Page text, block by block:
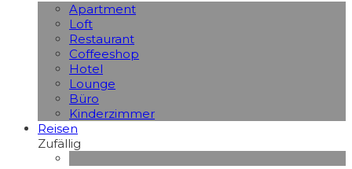
Apart­ment
Loft
Restaurant
Coffeeshop
Hotel
Lounge
Büro
Kinderzimmer
Reisen
Zufällig